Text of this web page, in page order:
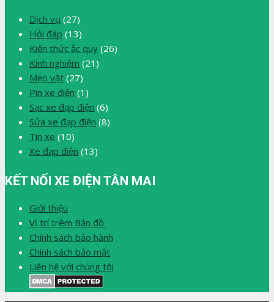
Dịch vụ (27)
Hỏi đáp (13)
Kiến thức ắc quy (26)
Kinh nghiệm (21)
Mẹo vặt (27)
Pin xe điện (1)
Sạc xe đạp điện (6)
Sửa xe đạp điện (8)
Tin xe (10)
Xe đạp điện (13)
KẾT NỐI XE ĐIỆN TÂN MAI
Giới thiệu
Vị trí trêm Bản đồ
Chính sách bảo hành
Chính sách bảo mật
Liên hệ với chúng tôi